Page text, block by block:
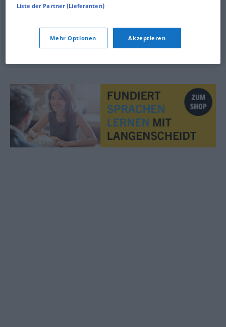
unverbesserlich
Liste der Partner (Lieferanten)
Mehr Optionen Akzeptieren